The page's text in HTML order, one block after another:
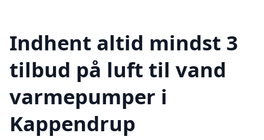
Indhent altid mindst 3
tilbud på luft til vand
varmepumper i
Kappendrup